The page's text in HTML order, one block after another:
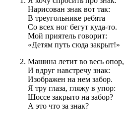
Нарисован знак вот так:
В треугольнике ребята
Со всех ног бегут куда-то.
Мой приятель говорит:
«Детям путь сюда закрыт!»
Машина летит во весь опор,
И вдруг навстречу знак:
Изображен на нем забор.
Я тру глаза, гляжу в упор:
Шоссе закрыто на забор?
А это что за знак?